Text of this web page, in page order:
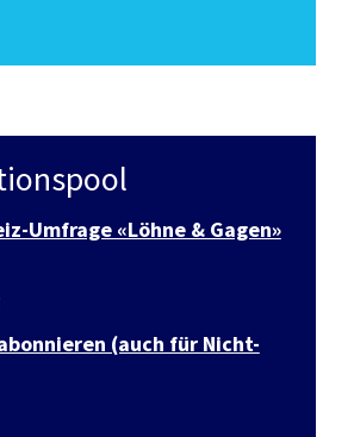
Umfrage «Löhne & Gagen»
(auch für Nicht-